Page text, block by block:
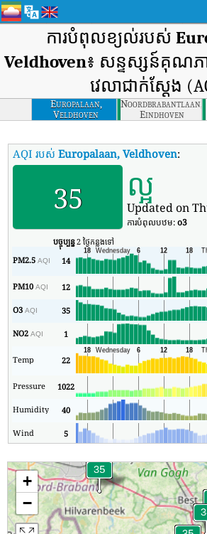
ការបំពុលខ្យល់របស់
Veldhoven៖ សន្ទស្សន៍គុណភ
វេលាជាក់ស្តែង
Europalaan,
Veldhoven
Noordbrabantlaan,
Eindhoven
AQI របស់Europalaan, Veldhoven: សន្ទ
35 ល្អ
Updated on
ការបំពុលបឋម:o3
បច្ចុប្បន្ន2 ថ្ងៃកន្លងទៅ
PM2.5AQI 14
PM10AQI 12
O3AQI 35
NO2AQI 1
Temp 22
Pressure 1022
Humidity 40
Wind 5
+
−